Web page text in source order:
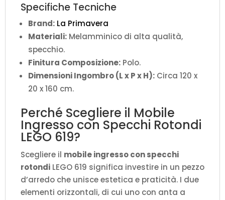
Specifiche Tecniche
Brand: La Primavera
Materiali: Melamminico di alta qualità,
specchio.
Finitura Composizione: Polo.
Dimensioni Ingombro (L x P x H): Circa 120 x
20 x 160 cm.
Perché Scegliere il Mobile
Ingresso con Specchi Rotondi
LEGO 619?
Scegliere il mobile ingresso con specchi
rotondi LEGO 619 significa investire in un pezzo
d’arredo che unisce estetica e praticità. I due
elementi orizzontali, di cui uno con anta a